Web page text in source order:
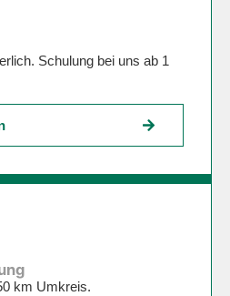
Schulung bei uns ab 1
km Umkreis.